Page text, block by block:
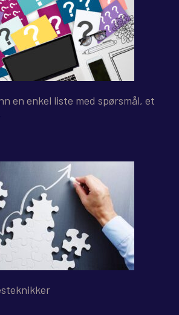
en enkel liste med spørsmål, et